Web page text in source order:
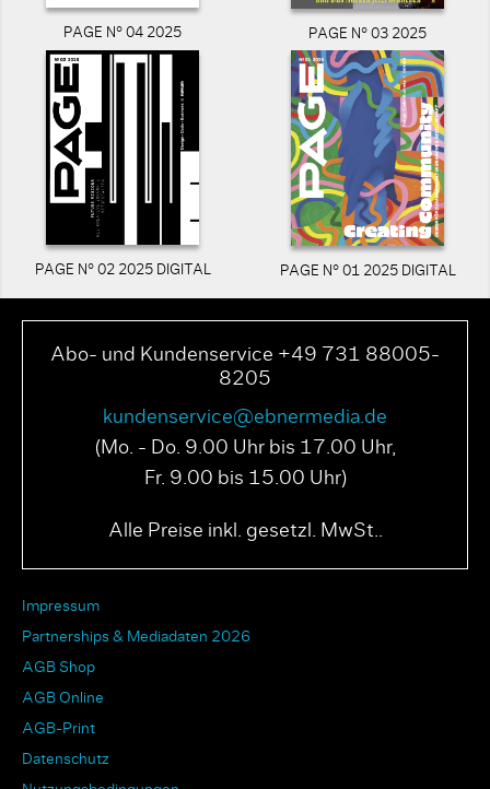
PAGE N° 04 2025 PAGE N° 03 2025
PAGE N° 02 2025 DIGITAL PAGE N° 01 2025 DIGITAL
Abo- und Kundenservice +49 731 88005-
8205
kundenservice@ebnermedia.de
(Mo. - Do. 9.00 Uhr bis 17.00 Uhr,
Fr. 9.00 bis 15.00 Uhr)
Alle Preise inkl. gesetzl. MwSt..
Impressum
Partnerships & Mediadaten 2026
AGB Shop
AGB Online
AGB-Print
Datenschutz